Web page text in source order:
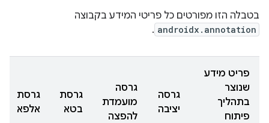
בטבלה הזו מפורטים כל פריטי המידע בקבוצה
androidx.annotation
.
פריט מידע
שנוצר
בתהליך
פיתוח
גרסה
יציבה
גרסה
מועמדת
להפצה
גרסת
בטא
גרסת
אלפא